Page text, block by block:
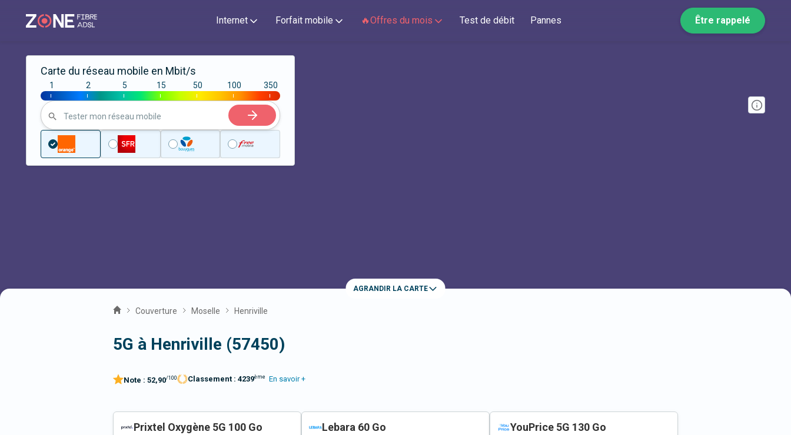
Internet Forfait mobile 🔥Offres du mois Test de débit Pannes Être rappelé
Carte du réseau mobile en Mbit/s
|
1
|
2
|
5
|
15
|
50
|
100
|
350
Tester mon réseau mobile
AGRANDIR LA CARTE
Couverture Moselle Henriville
5G à Henriville (57450)
Note : 52,90/100 Classement : 4239ème En savoir +
Prixtel Oxygène 5G 100 Go Lebara 60 Go YouPrice 5G 130 Go